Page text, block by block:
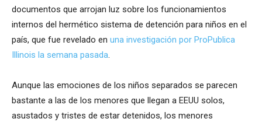
documentos que arrojan luz sobre los funcionamientos
internos del hermético sistema de detención para niños en el
país, que fue revelado en una investigación por ProPublica
Illinois la semana pasada.
Aunque las emociones de los niños separados se parecen
bastante a las de los menores que llegan a EEUU solos,
asustados y tristes de estar detenidos, los menores